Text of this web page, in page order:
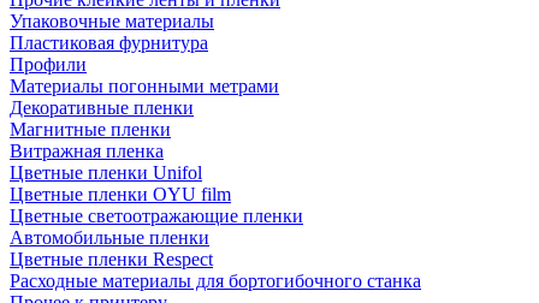
Упаковочные материалы
Пластиковая фурнитура
Профили
Материалы погонными метрами
Декоративные пленки
Магнитные пленки
Витражная пленка
Цветные пленки Unifol
Цветные пленки OYU film
Цветные светоотражающие пленки
Автомобильные пленки
Цветные пленки Respect
Расходные материалы для бортогибочного станка